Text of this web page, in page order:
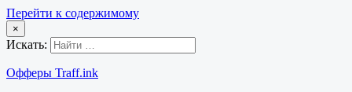
Перейти к содержимому
×
Искать:
Офферы Traff.ink